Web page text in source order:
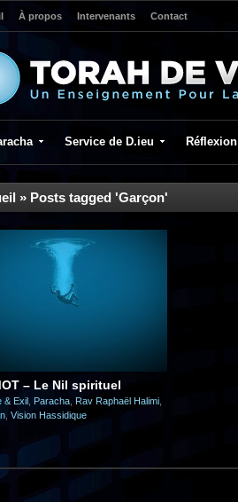
À propos Intervenants Contact
Service de D.ieu Réflexion
» Posts tagged 'Garçon'
– Le Nil spirituel
& Exil Paracha Rav Raphaël Halimi
Vision Hassidique